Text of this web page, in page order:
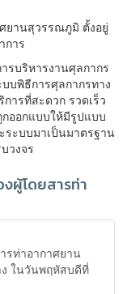
ยานสุวรรณภูมิ ตั้งอยู่
การ
รบริหารงานศุลกากร
บพิธีการศุลกากรทาง
ารที่สะดวก รวดเร็ว
ออกแบบให้มีรูปแบบ
ะบบมาเป็นมาตรฐาน
วงจร
ผู้โดยสารท่า
รท่าอากาศยาน
ในวันพฤหัสบดีที่